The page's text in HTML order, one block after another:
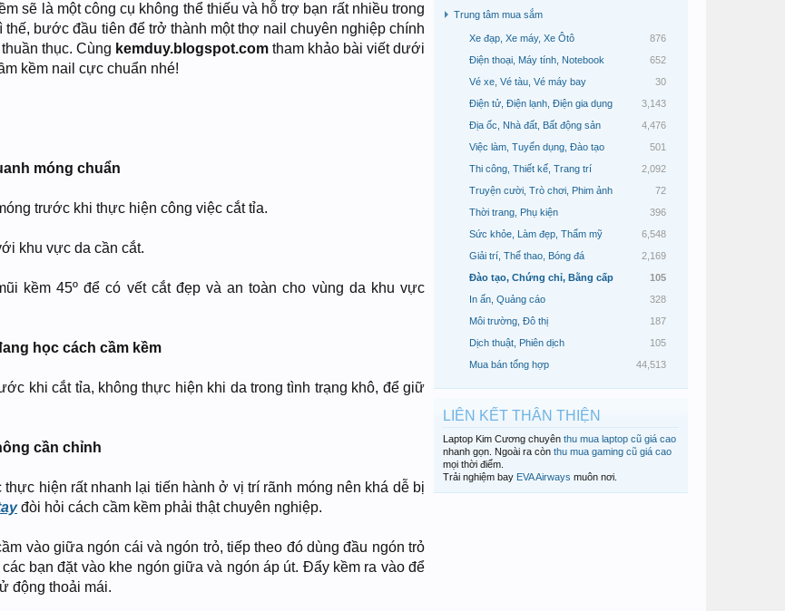
sẽ là một công cụ không thể thiếu và hỗ trợ bạn rất nhiều trong
thế, bước đầu tiên để trở thành một thợ nail chuyên nghiệp chính
thuần thục. Cùng kemduy.blogspot.com tham khảo bài viết dưới
kềm nail cực chuẩn nhé!
móng chuẩn
trước khi thực hiện công việc cắt tỉa.
khu vực da cần cắt.
kềm 45º để có vết cắt đẹp và an toàn cho vùng da khu vực
học cách cầm kềm
khi cắt tỉa, không thực hiện khi da trong tình trạng khô, để giữ
cần chỉnh
hiện rất nhanh lại tiến hành ở vị trí rãnh móng nên khá dễ bị
đòi hỏi cách cầm kềm phải thật chuyên nghiệp.
vào giữa ngón cái và ngón trỏ, tiếp theo đó dùng đầu ngón trỏ
bạn đặt vào khe ngón giữa và ngón áp út. Đẩy kềm ra vào để
động thoải mái.
Trung tâm mua sắm
Xe đạp, Xe máy, Xe Ôtô
876
Điện thoại, Máy tính, Notebook
652
Vé xe, Vé tàu, Vé máy bay
30
Điện tử, Điện lạnh, Điện gia dụng
3,143
Địa ốc, Nhà đất, Bất động sản
4,476
Việc làm, Tuyển dụng, Đào tạo
501
Thi công, Thiết kế, Trang trí
2,092
Truyện cười, Trò chơi, Phim ảnh
72
Thời trang, Phụ kiện
396
Sức khỏe, Làm đẹp, Thẩm mỹ
6,548
Giải trí, Thể thao, Bóng đá
2,169
Đào tạo, Chứng chỉ, Bằng cấp
105
In ấn, Quảng cáo
328
Môi trường, Đô thị
187
Dịch thuật, Phiên dịch
105
Mua bán tổng hợp
44,513
LIÊN KẾT THÂN THIỆN
Laptop Kim Cương chuyên thu mua laptop cũ giá cao
nhanh gọn. Ngoài ra còn thu mua gaming cũ giá cao
mọi thời điểm.
Trải nghiệm bay EVA Airways muôn nơi.